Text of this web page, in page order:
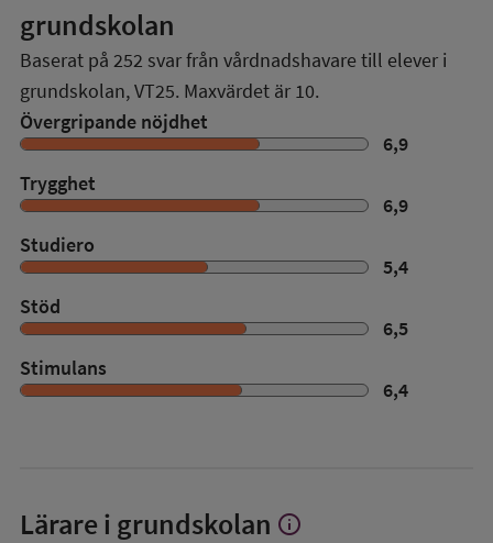
grundskolan
Baserat på 252 svar från vårdnadshavare till elever i
grundskolan,VT25. Maxvärdet är 10.
Övergripande nöjdhet
6,9
Trygghet
6,9
Studiero
5,4
Stöd
6,5
Stimulans
6,4
Lärare i grundskolan Visa
info